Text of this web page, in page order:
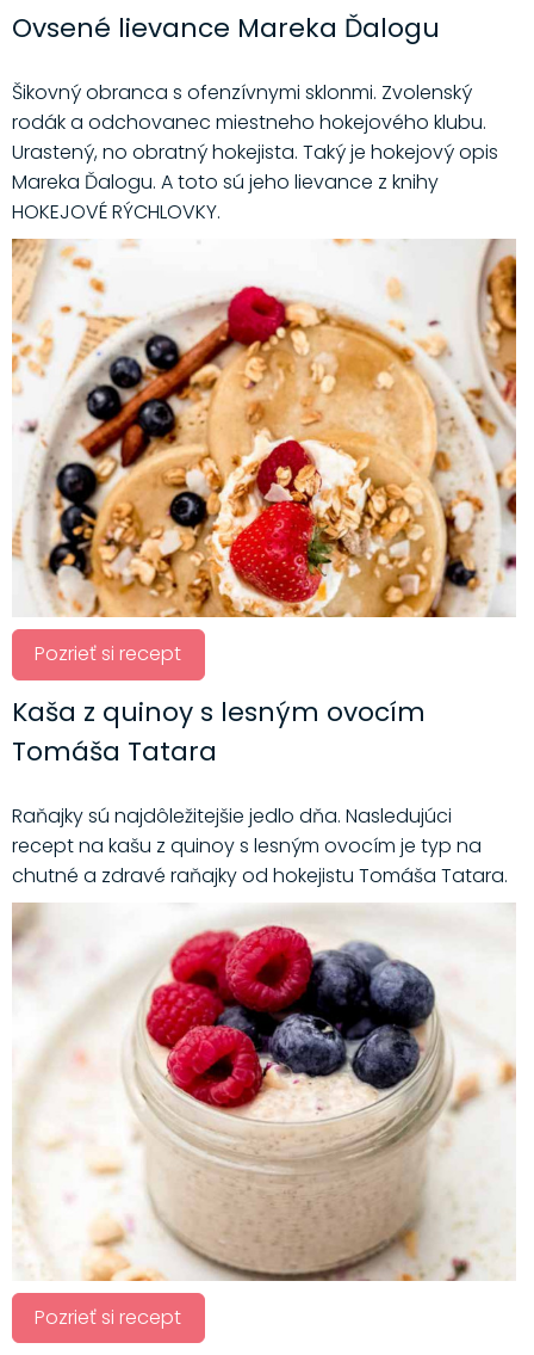
Ovsené lievance Mareka Ďalogu
Šikovný obranca s ofenzívnymi sklonmi. Zvolenský
rodák a odchovanec miestneho hokejového klubu.
Urastený, no obratný hokejista. Taký je hokejový opis
Mareka Ďalogu. A toto sú jeho lievance z knihy
HOKEJOVÉ RÝCHLOVKY.
Pozrieť si recept
Kaša z quinoy s lesným ovocím
Tomáša Tatara
Raňajky sú najdôležitejšie jedlo dňa. Nasledujúci
recept na kašu z quinoy s lesným ovocím je typ na
chutné a zdravé raňajky od hokejistu Tomáša Tatara.
Pozrieť si recept